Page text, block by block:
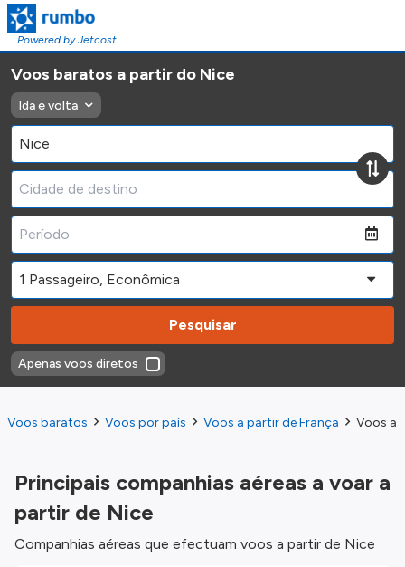
Powered by Jetcost
Voos baratos a partir do Nice
Ida e volta
Pesquisar
Apenas voos diretos
Voos baratos Voos por país Voos a partir de França Voos a
Principais companhias aéreas a voar a
partir de Nice
Companhias aéreas que efectuam voos a partir de Nice